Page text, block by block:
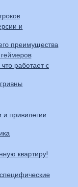
и
преимущества
работает с
и привилегии
квартиру!